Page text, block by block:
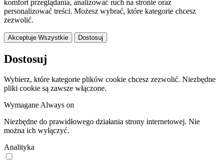
komfort przeglądania, analizować ruch na stronie oraz
personalizować treści. Możesz wybrać, które kategorie chcesz
zezwolić.
Akceptuje Wszystkie Dostosuj
Dostosuj
Wybierz, które kategorie plików cookie chcesz zezwolić. Niezbędne
pliki cookie są zawsze włączone.
WymaganeAlways on
Niezbędne do prawidłowego działania strony internetowej. Nie
można ich wyłączyć.
Analityka